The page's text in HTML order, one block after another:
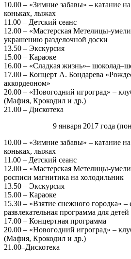
10.00 – «Зимние забавы» – катание
коньках, лыжах
11.00 – Детский сеанс
12.00 – «Мастерская Метелицы-
украшению разделочной доски
13.50 – Экскурсия
15.00 – Караоке
16.00 – «Сладкая жизнь»–
17.00 – Концерт А. Бондарева
аккордеоном»
20.00 – «Новогодний игроград» –
(Мафия, Крокодил и др.)
21.00 – Дискотека
9 января 2017 года
10.00 – «Зимние забавы» – катание
коньках, лыжах
11.00 – Детский сеанс
12.00 – «Мастерская Метелицы-
росписи магнитика на холодильник
13.50 – Экскурсия
15.00 – Караоке
15.30 – «Взятие снежного городка» –
развлекательная программа для
17.00 – Концертная программа
20.00 – «Новогодний игроград» –
(Мафия, Крокодил и др.)
21.00–Дискотека